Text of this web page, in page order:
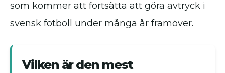
som kommer att fortsätta att göra avtryck i
svensk fotboll under många år framöver.
Vilken är den mest